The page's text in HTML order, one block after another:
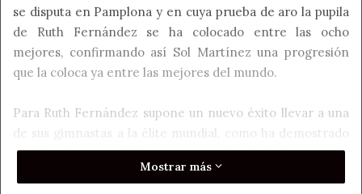
se disputa en Pamplona y en cuya prueba de aro la pupila
de Ruth Fernández se ha colocado entre las ocho
mejores, confirmando así Sol Martínez una progresión
que la coloca ya entre las mejores del mundo.
Para Ruth Fernández supone un nuevo éxito llevar a una
de sus gimnastas a la élite mundial, como ha demostrado
Sol Martínez en el Navarra Arena clasificándose octava,
igualada con la séptima clasificada en una prueba
Mostrar más